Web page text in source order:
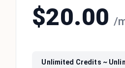
$20.00 /
Unlimited Credits ~